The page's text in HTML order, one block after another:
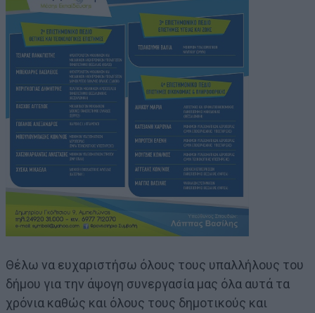
Θέλω να ευχαριστήσω όλους τους υπαλλήλους του
δήμου για την άψογη συνεργασία μας όλα αυτά τα
χρόνια καθώς και όλους τους δημοτικούς και